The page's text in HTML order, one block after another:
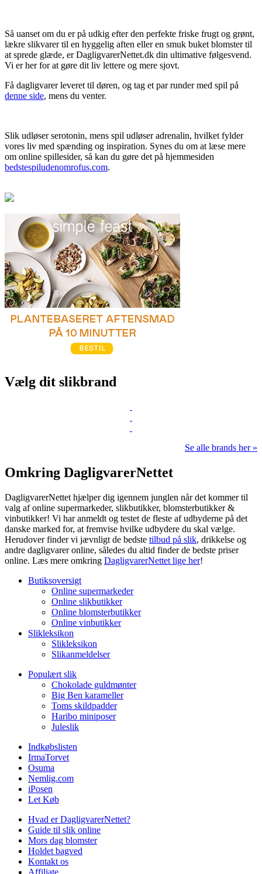
Så uanset om du er på udkig efter den perfekte friske frugt og grønt,
lækre slikvarer til en hyggelig aften eller en smuk buket blomster til
at sprede glæde, er DagligvarerNettet.dk din ultimative følgesvend.
Vi er her for at gøre dit liv lettere og mere sjovt.
Få dagligvarer leveret til døren, og tag et par runder med spil på
denne side, mens du venter.
Slik udløser serotonin, mens spil udløser adrenalin, hvilket fylder
vores liv med spænding og inspiration. Synes du om at læse mere
om online spillesider, så kan du gøre det på hjemmesiden
bedstespiludenomrofus.com.
Vælg dit slikbrand
Se alle brands her »
Omkring DagligvarerNettet
DagligvarerNettet hjælper dig igennem junglen når det kommer til
valg af online supermarkeder, slikbutikker, blomsterbutikker &
vinbutikker! Vi har anmeldt og testet de fleste af udbyderne på det
danske marked for, at fremvise hvilke udbydere du skal vælge.
Herudover finder vi jævnligt de bedste tilbud på slik, drikkelse og
andre dagligvarer online, således du altid finder de bedste priser
online. Læs mere omkring DagligvarerNettet lige her!
Butiksoversigt
Online supermarkeder
Online slikbutikker
Online blomsterbutikker
Online vinbutikker
Slikleksikon
Slikleksikon
Slikanmeldelser
Populært slik
Chokolade guldmønter
Big Ben karameller
Toms skildpadder
Haribo miniposer
Juleslik
Indkøbslisten
IrmaTorvet
Osuma
Nemlig.com
iPosen
Let Køb
Hvad er DagligvarerNettet?
Guide til slik online
Mors dag blomster
Holdet bagved
Kontakt os
Affiliate